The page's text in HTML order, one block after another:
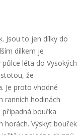
Jsou to jen dílky do
dílkem je
léta do Vysokých
že
Je proto vhodné
ranních hodinách
bouřka
horách. Výskyt bouřek